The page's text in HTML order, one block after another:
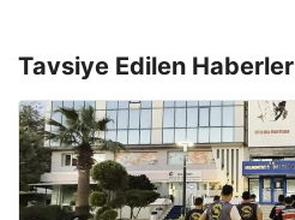
Tavsiye Edilen Haberler